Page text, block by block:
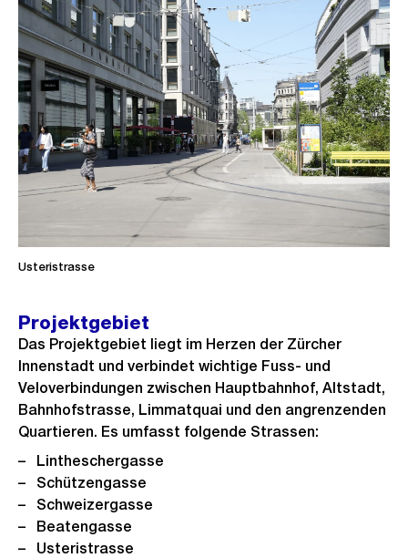
Usteristrasse
Projektgebiet
Das Projektgebiet liegt im Herzen der Zürcher
Innenstadt und verbindet wichtige Fuss- und
Veloverbindungen zwischen Hauptbahnhof, Altstadt,
Bahnhofstrasse, Limmatquai und den angrenzenden
Quartieren. Es umfasst folgende Strassen:
Lintheschergasse
Schützengasse
Schweizergasse
Beatengasse
Usteristrasse